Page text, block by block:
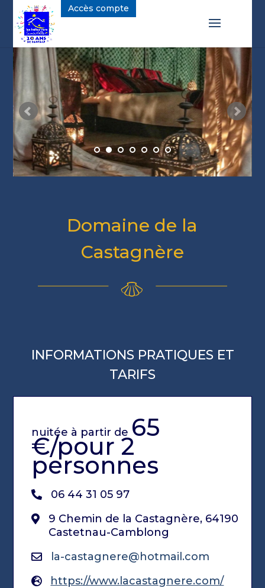
Accès compte
Domaine de la
Castagnère
INFORMATIONS PRATIQUES ET
TARIFS
nuitée à partir de 65
€/pour 2
personnes
06 44 31 05 97
9 Chemin de la Castagnère, 64190
Castetnau-Camblong
la-castagnere@hotmail.com
https://www.lacastagnere.com/